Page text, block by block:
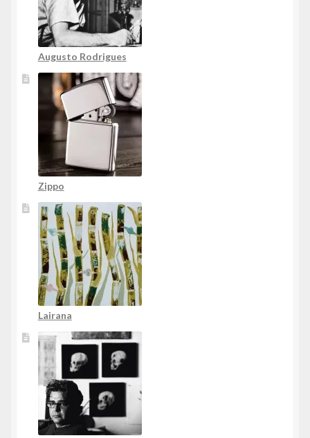
Augusto Rodrigues
Zippo
Lairana